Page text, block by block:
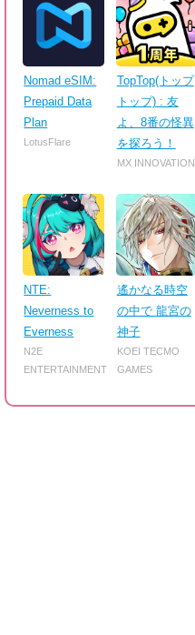
Nomad eSIM:
Prepaid Data
Plan
LotusFlare
TopTop(トップ
トップ) : 友
よ、8番の怪異
を探ろう！
MX INNOVATION
NTE:
Neverness to
Everness
N2E
ENTERTAINMENT
遙かなる時空
の中で 龍宮の
神子
KOEI TECMO
GAMES